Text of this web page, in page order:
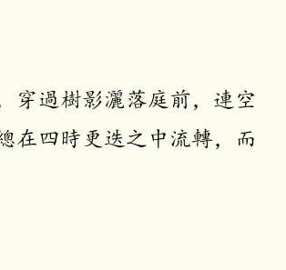
穿過樹影灑落庭前，連空
在四時更迭之中流轉，而